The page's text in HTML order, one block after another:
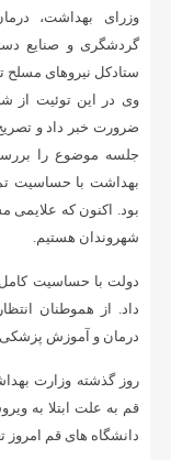
وزرای بهداشت،
گردشگری و صنایع
ستادکل نیروهای
‏وی در این توئیت از
ضرورت خبر داد و
جلسه موضوع را
بهداشت با حساسیت
بود. اکنون که علایمی
شهروندان هستیم.
دولت با حساسیت کامل
داد. از هموطنان
درمان و آموزش
روز گذشته وزارت
قم به علت ابتلا به
دانشگاه های قم امروز